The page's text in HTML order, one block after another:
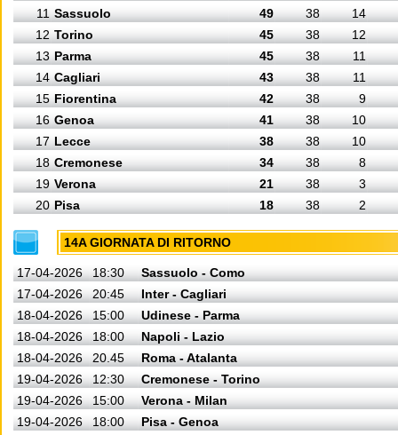
11 Sassuolo 49 38
14
12 Torino 45 38
12
13 Parma 45 38
11
14 Cagliari 43 38
11
15 Fiorentina 42 38
9
16 Genoa 41 38
10
17 Lecce 38 38
10
18 Cremonese 34 38
8
19 Verona 21 38
3
20 Pisa 18 38 2
14A GIORNATA DI RITORNO
17-04-2026 18:30
Sassuolo - Como
17-04-2026
20:45
Inter - Cagliari
18-04-2026
15:00
Udinese - Parma
18-04-2026
18:00
Napoli - Lazio
18-04-2026
20.45
Roma - Atalanta
19-04-2026
12:30
Cremonese - Torino
19-04-2026
15:00
Verona - Milan
19-04-2026
18:00
Pisa - Genoa